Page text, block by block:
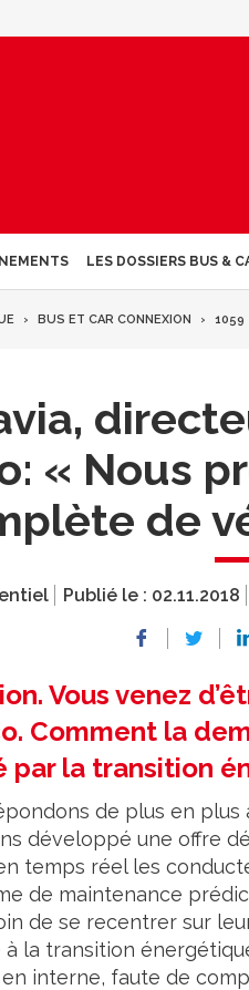
LES DOSSIERS BUS &
BUS ET CAR CONNEXION 1059
« Nous
de
Publié le : 02.11.2018
Vous venez
Comment la
par la transition
de plus en plus
développé une offre
temps réel les
de maintenance
de se recentrer sur
la transition
interne, faute de